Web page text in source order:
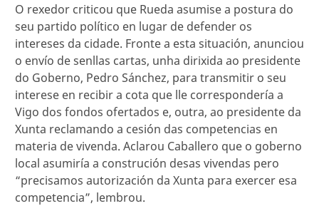
O rexedor criticou que Rueda asumise a postura do
seu partido político en lugar de defender os
intereses da cidade. Fronte a esta situación, anunciou
o envío de senllas cartas, unha dirixida ao presidente
do Goberno, Pedro Sánchez, para transmitir o seu
interese en recibir a cota que lle correspondería a
Vigo dos fondos ofertados e, outra, ao presidente da
Xunta reclamando a cesión das competencias en
materia de vivenda. Aclarou Caballero que o goberno
local asumiría a construción desas vivendas pero
“precisamos autorización da Xunta para exercer esa
competencia”, lembrou.